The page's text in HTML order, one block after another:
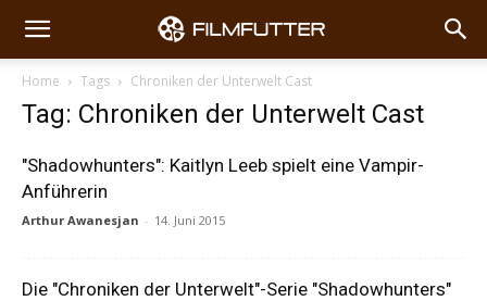
Home Tags Chroniken der Unterwelt Cast
Tag: Chroniken der Unterwelt Cast
"Shadowhunters": Kaitlyn Leeb spielt eine Vampir-
Anführerin
Arthur Awanesjan - 14. Juni 2015
Die "Chroniken der Unterwelt"-Serie "Shadowhunters"